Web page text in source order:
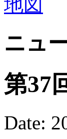
ニュ
第37
Date: